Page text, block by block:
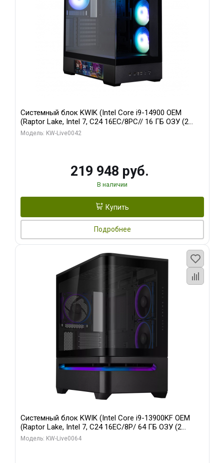
Системный блок KWIK (Intel Core i9-14900 OEM
(Raptor Lake, Intel 7, C24 16EC/8PC// 16 ГБ ОЗУ (2
модуля)/ Gigabyte RTX5070Ti EAGLE OC ICE SFF 16GB
Модель: KW-Live0042
219 948 руб.
В наличии
Купить
Подробнее
Системный блок KWIK (Intel Core i9-13900KF OEM
(Raptor Lake, Intel 7, C24 16EC/8P/ 64 ГБ ОЗУ (2
модуля)/ ASUS RTX5080 PROART OC 16GB GDDR7
Модель: KW-Live0064